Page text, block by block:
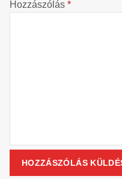
Hozzászólás *